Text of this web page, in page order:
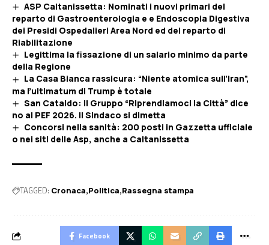
ASP Caltanissetta: Nominati i nuovi primari del
reparto di Gastroenterologia e e Endoscopia Digestiva
dei Presidi Ospedalieri Area Nord ed del reparto di
Riabilitazione
Legittima la fissazione di un salario minimo da parte
della Regione
La Casa Bianca rassicura: “Niente atomica sull’Iran”,
ma l’ultimatum di Trump è totale
San Cataldo: Il Gruppo “Riprendiamoci la Città” dice
no al PEF 2026. Il Sindaco si dimetta
Concorsi nella sanità: 200 posti in Gazzetta ufficiale
o nei siti delle Asp, anche a Caltanissetta
TAGGED: Cronaca Politica Rassegna stampa
Facebook